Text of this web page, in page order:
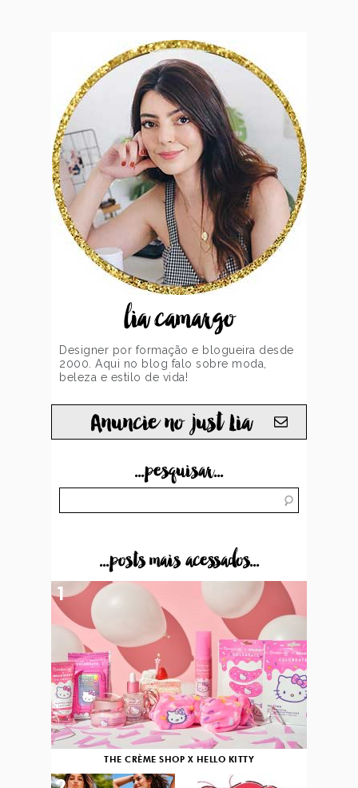
lia camargo
Designer por formação e blogueira desde
2000. Aqui no blog falo sobre moda,
beleza e estilo de vida!
Anuncie no just Lia
...pesquisar...
...posts mais acessados...
THE CRÈME SHOP X HELLO KITTY
1